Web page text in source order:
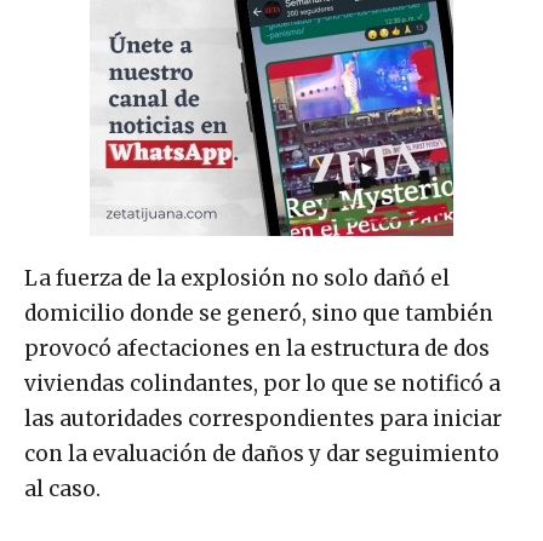
La fuerza de la explosión no solo dañó el
domicilio donde se generó, sino que también
provocó afectaciones en la estructura de dos
viviendas colindantes, por lo que se notificó a
las autoridades correspondientes para iniciar
con la evaluación de daños y dar seguimiento
al caso.